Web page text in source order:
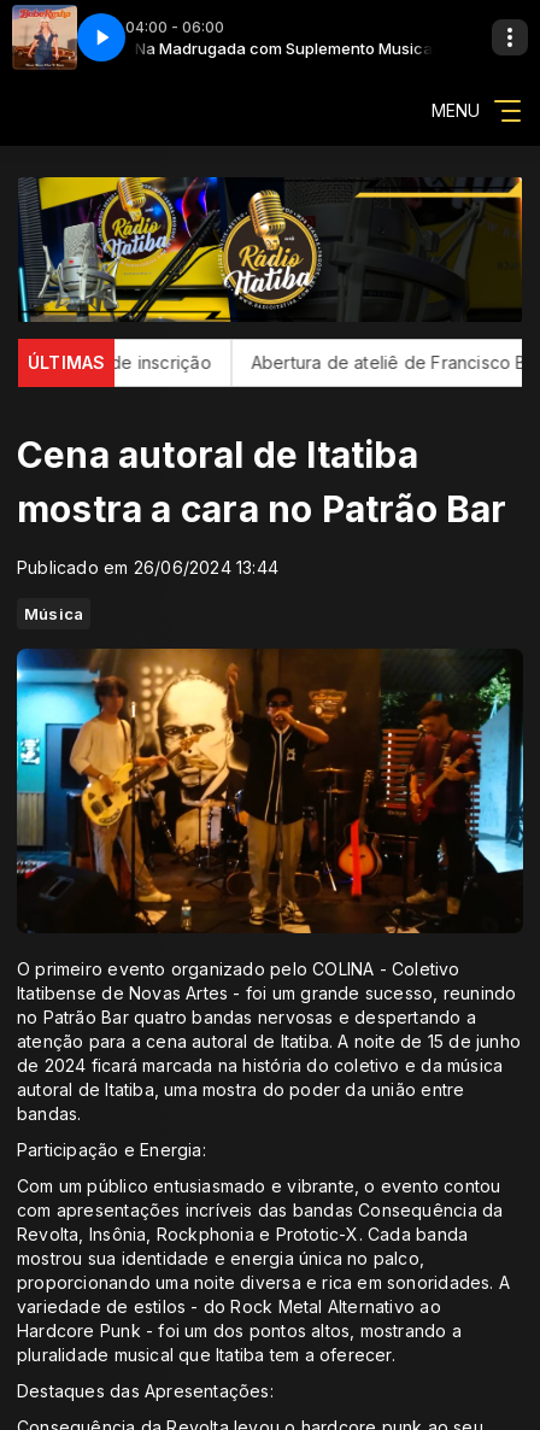
04:00 - 06:00
Musical Na Madrugada com Suplemento Musical
It Wants020 - Bebe Rexha - Heart Wants What It Wants
MENU
ÚLTIMAS
de inscrição Abertura de ateliê de Francisco Brennand
Cena autoral de Itatiba
mostra a cara no Patrão Bar
Publicado em 26/06/2024 13:44
Música
O primeiro evento organizado pelo COLINA - Coletivo
Itatibense de Novas Artes - foi um grande sucesso, reunindo
no Patrão Bar quatro bandas nervosas e despertando a
atenção para a cena autoral de Itatiba. A noite de 15 de junho
de 2024 ficará marcada na história do coletivo e da música
autoral de Itatiba, uma mostra do poder da união entre
bandas.
Participação e Energia:
Com um público entusiasmado e vibrante, o evento contou
com apresentações incríveis das bandas Consequência da
Revolta, Insônia, Rockphonia e Prototic-X. Cada banda
mostrou sua identidade e energia única no palco,
proporcionando uma noite diversa e rica em sonoridades. A
variedade de estilos - do Rock Metal Alternativo ao
Hardcore Punk - foi um dos pontos altos, mostrando a
pluralidade musical que Itatiba tem a oferecer.
Destaques das Apresentações: